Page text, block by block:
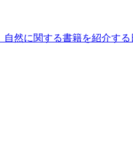
然に関する書籍を紹介す